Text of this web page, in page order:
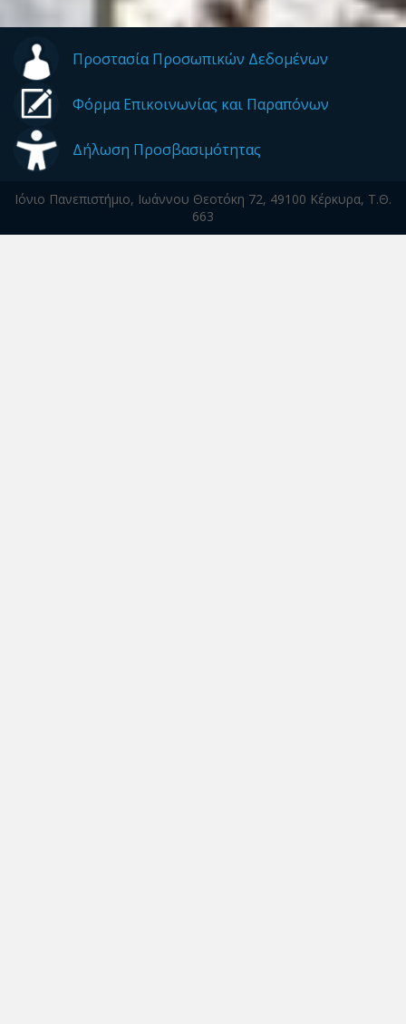
Προστασία Προσωπικών Δεδομένων
Φόρμα Επικοινωνίας και Παραπόνων
Δήλωση Προσβασιμότητας
Ιόνιο Πανεπιστήμιο, Ιωάννου Θεοτόκη 72, 49100 Κέρκυρα, Τ.Θ.
663